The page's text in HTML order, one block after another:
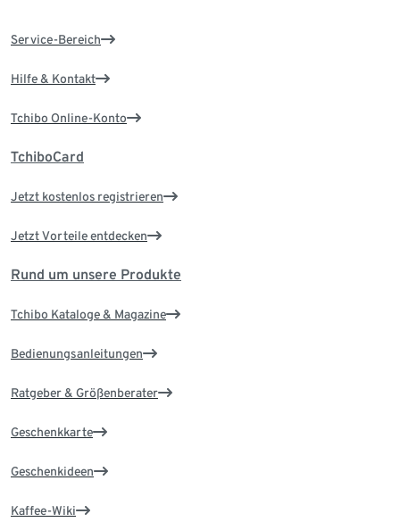
Service-Bereich
Hilfe & Kontakt
Tchibo Online-Konto
TchiboCard
Jetzt kostenlos registrieren
Jetzt Vorteile entdecken
Rund um unsere Produkte
Tchibo Kataloge & Magazine
Bedienungsanleitungen
Ratgeber & Größenberater
Geschenkkarte
Geschenkideen
Kaffee-Wiki